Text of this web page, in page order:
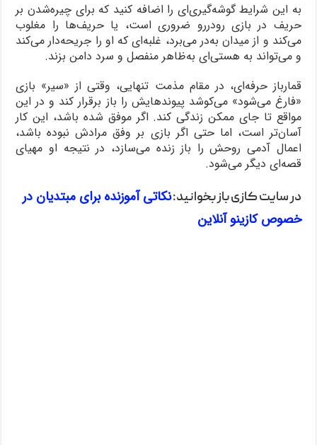
به این شرایط گوشه‌گیری‌ای را اضافه کنید که برای چیره‌شدن بر
حریف در بازی رودررو ضروری است، یا حریف‌ها را مغلوب
می‌کند و از میدان به‌در می‌برد، غلبه‌ای که او را جریحه‌دار می‌کند
و می‌تواند به هستی‌ای به‌ظاهر منفصل و سرد دامن بزند.
قمارباز حرفه‌ای، در مقام مذمت تنهایی، وقتی از «سیر» بازی
«فارغ می‌شود» می‌کوشد پیوندهایش را باز برقرار کند و در این
مواقع تا جای ممکن زندگی کند. اگر موفق شده باشد، این کار
آسان‌تر است، اما حتی اگر بازی بر وفق مرادش نبوده باشد،
اعمال آدمی روحش را باز زنده می‌سازد، در نتیجه او مهیای
قصه‌ای دیگر می‌شود.
در سایت کازی باز بخوانید:نکاتی آموزنده برای مبتدیان در
خصوص کازینو آنلاین